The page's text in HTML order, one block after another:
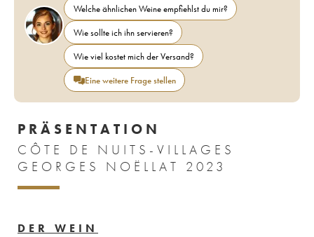
Welche ähnlichen Weine empfiehlst du mir?
Wie sollte ich ihn servieren?
Wie viel kostet mich der Versand?
Eine weitere Frage stellen
PRÄSENTATION
CÔTE DE NUITS-VILLAGES
GEORGES NOËLLAT 2023
DER WEIN